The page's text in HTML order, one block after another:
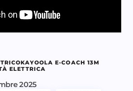
KAYOOLA E-COACH 13M
ELETTRICA
2025